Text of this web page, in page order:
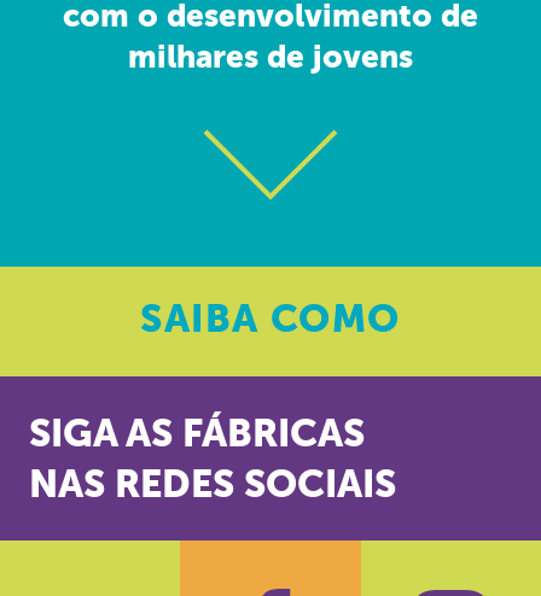
com o desenvolvimento de
milhares de jovens
SAIBA COMO
SIGA AS FÁBRICAS
NAS REDES SOCIAIS